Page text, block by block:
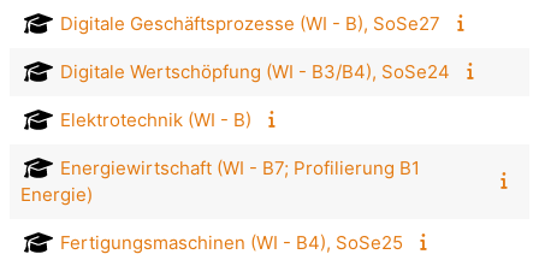
Digitale Geschäftsprozesse (WI - B), SoSe27
Digitale Wertschöpfung (WI - B3/B4), SoSe24
Elektrotechnik (WI - B)
Energiewirtschaft (WI - B7; Profilierung B1
Energie)
Fertigungsmaschinen (WI - B4), SoSe25